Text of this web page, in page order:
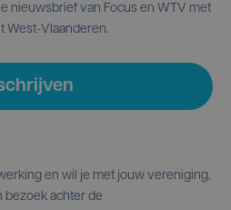
nieuwsbrief van Focus en WTV met
West-Vlaanderen.
en wil je met jouw vereniging,
bezoek achter de